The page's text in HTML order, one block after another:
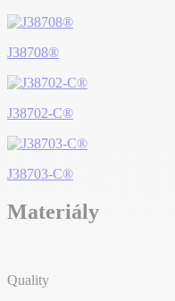
J38708®
J38702-C®
J38703-C®
Materiály
Quality